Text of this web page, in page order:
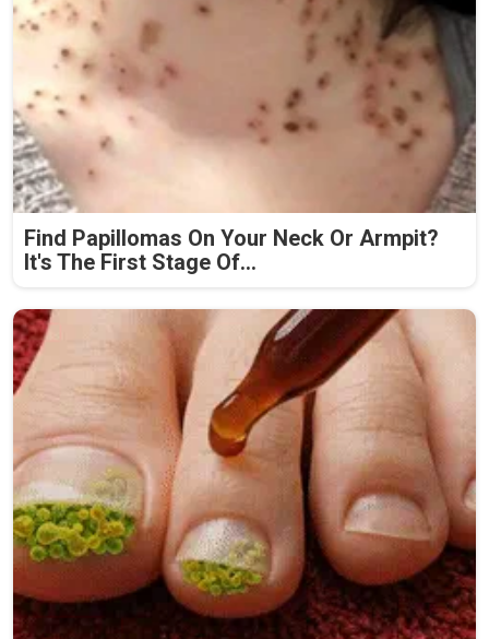
Find Papillomas On Your Neck Or Armpit?
It's The First Stage Of...